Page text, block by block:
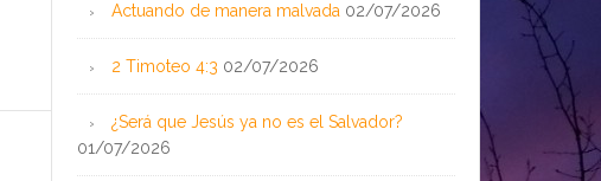
Actuando de manera malvada 02/07/2026
2 Timoteo 4:3 02/07/2026
¿Será que Jesús ya no es el Salvador?
01/07/2026